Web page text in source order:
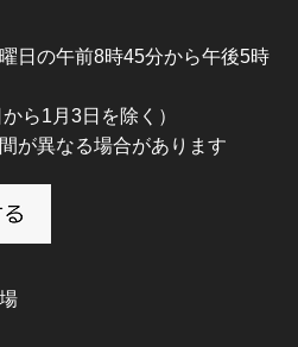
日の午前8時45分から午後5時
ら1月3日を除く）
が異なる場合があります